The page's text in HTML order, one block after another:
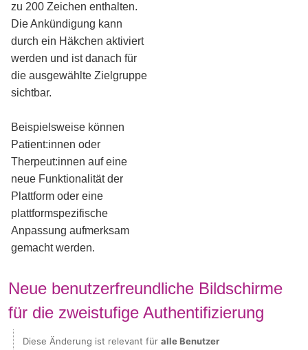
zu 200 Zeichen enthalten.
Die Ankündigung kann
durch ein Häkchen aktiviert
werden und ist danach für
die ausgewählte Zielgruppe
sichtbar.
Beispielsweise können
Patient:innen oder
Therpeut:innen auf eine
neue Funktionalität der
Plattform oder eine
plattformspezifische
Anpassung aufmerksam
gemacht werden.
Neue benutzerfreundliche Bildschirme
für die zweistufige Authentifizierung
Diese Änderung ist relevant für alle Benutzer